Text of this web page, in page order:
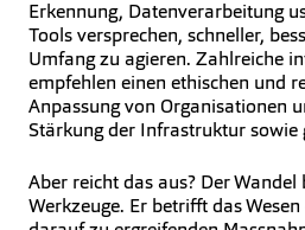
Erkennung, Datenverarbeitung
Tools versprechen, schneller,
Umfang zu agieren. Zahlreiche
empfehlen einen ethischen und
Anpassung von Organisationen
Stärkung der Infrastruktur sowie
Aber reicht das aus? Der
Werkzeuge. Er betrifft das